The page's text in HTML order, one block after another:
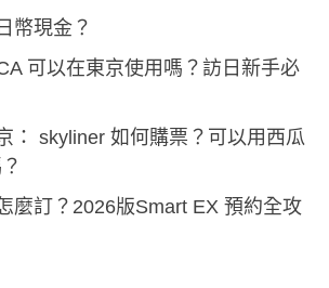
幣現金？
可以在東京使用嗎？訪日新手必
： skyliner 如何購票？可以用西瓜
麼訂？2026版Smart EX 預約全攻